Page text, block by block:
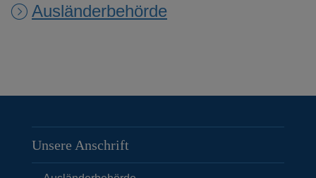
Ausländerbehörde
Unsere Anschrift